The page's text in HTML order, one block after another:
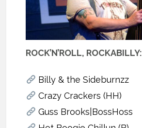
ROCK’N’ROLL, ROCKABILLY:
Billy & the Sideburnzz
Crazy Crackers (HH)
Guss Brooks|BossHoss